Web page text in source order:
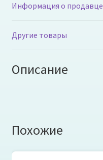
Информация о продавце
Другие товары
Описание
Похожие